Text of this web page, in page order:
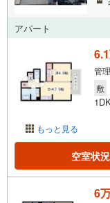
アパート
もっと見る
管
敷
空室状
6